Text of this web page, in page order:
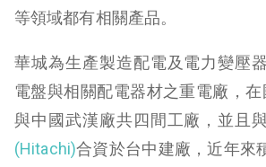
等領域都有相關產品。
華城為生產製造配電及電力變壓
電盤與相關配電器材之重電廠，
與中國武漢廠共四間工廠，並且與
(Hitachi)合資於台中建廠，近年來